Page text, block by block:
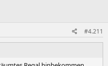
#4.211